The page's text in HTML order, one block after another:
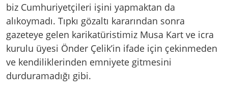
biz Cumhuriyetçileri işini yapmaktan da
alıkoymadı. Tıpkı gözaltı kararından sonra
gazeteye gelen karikatüristimiz Musa Kart ve icra
kurulu üyesi Önder Çelik’in ifade için çekinmeden
ve kendiliklerinden emniyete gitmesini
durduramadığı gibi.